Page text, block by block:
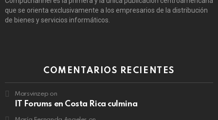
que se orienta exclusivamente a los empresarios de la distribución
de bienes y servicios informáticos.
COMENTARIOS RECIENTES
Marsvinzep on
IT Forums en Costa Rica culmina